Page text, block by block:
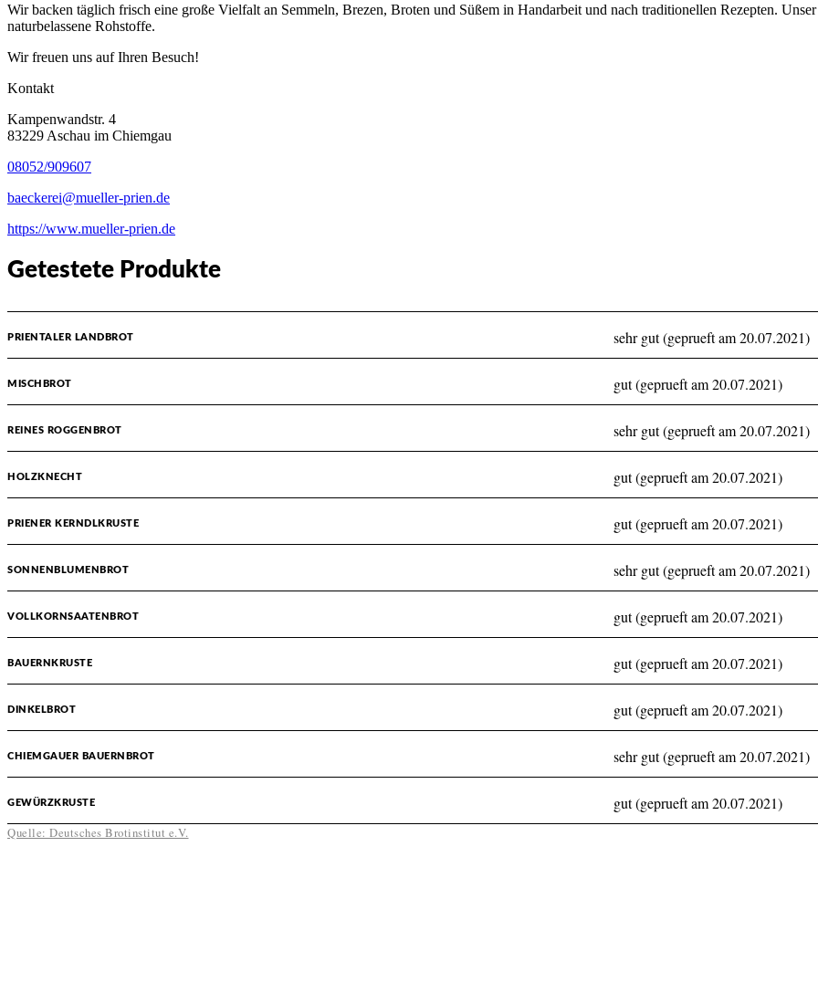
Wir backen täglich frisch eine große Vielfalt an Semmeln, Brezen, Broten und Süßem in Handarbeit und nach traditionellen Rezepten.
naturbelassene Rohstoffe.
Wir freuen uns auf Ihren Besuch!
Kontakt
Kampenwandstr. 4
83229 Aschau im Chiemgau
08052/909607
baeckerei@mueller-prien.de
https://www.mueller-prien.de
Getestete Produkte
PRIENTALER LANDBROT sehr gut (geprueft am 20.07.2021)
MISCHBROT gut (geprueft am 20.07.2021)
REINES ROGGENBROT sehr gut (geprueft am 20.07.2021)
HOLZKNECHT gut (geprueft am 20.07.2021)
PRIENER KERNDLKRUSTE gut (geprueft am 20.07.2021)
SONNENBLUMENBROT sehr gut (geprueft am 20.07.2021)
VOLLKORNSAATENBROT gut (geprueft am 20.07.2021)
BAUERNKRUSTE gut (geprueft am 20.07.2021)
DINKELBROT gut (geprueft am 20.07.2021)
CHIEMGAUER BAUERNBROT sehr gut (geprueft am 20.07.2021)
GEWÜRZKRUSTE gut (geprueft am 20.07.2021)
Quelle: Deutsches Brotinstitut e.V.